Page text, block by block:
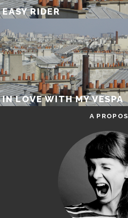
EASY RIDER
IN LOVE WITH MY VESPA
A PROPOS